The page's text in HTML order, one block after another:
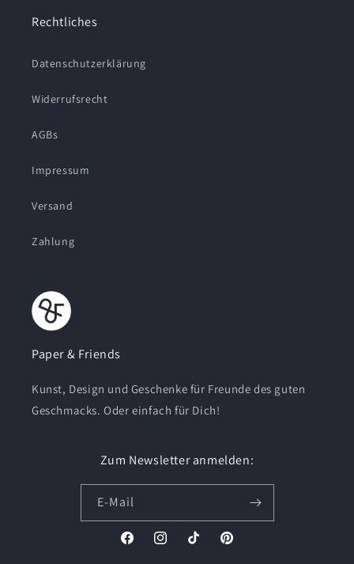
Rechtliches
Datenschutzerklärung
Widerrufsrecht
AGBs
Impressum
Versand
Zahlung
Paper & Friends
Kunst, Design und Geschenke für Freunde des guten
Geschmacks. Oder einfach für Dich!
Zum Newsletter anmelden:
E-Mail
FacebookInstagramTikTok Pinterest